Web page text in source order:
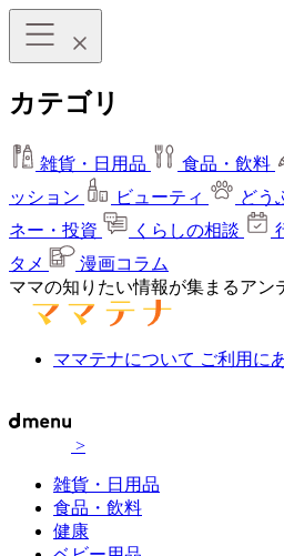
カテゴリ
雑貨・日用品 食品・飲料
ッション
ビューティ どう
ネー・投資
くらしの相談
タメ
漫画コラム
ママの知りたい情報が集まるアン
ママテナについて ご利用に
>
雑貨・日用品
食品・飲料
健康